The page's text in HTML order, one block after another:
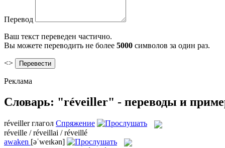
Перевод
Ваш текст переведен частично.
Вы можете переводить не более 5000 символов за один раз.
<>
Реклама
Словарь: "réveiller" - переводы и
réveiller глагол Спряжение
réveille / réveillai / réveillé
awaken [əˈweɪkən]